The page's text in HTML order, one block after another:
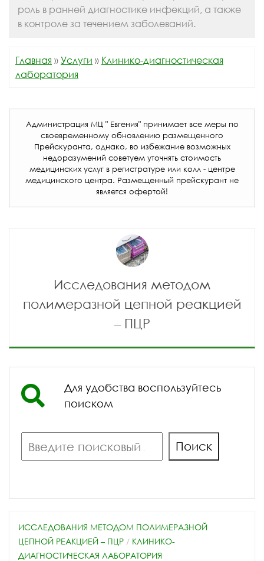
роль в ранней диагностике инфекций, а также
в контроле за течением заболеваний.
Главная » Услуги » Клинико-диагностическая
лаборатория
Администрация МЦ " Евгения" принимает все меры по
своевременному обновлению размещенного
Прейскуранта, однако, во избежание возможных
недоразумений советуем уточнять стоимость
медицинских услуг в регистратуре или колл - центре
медицинского центра. Размещенный прейскурант не
является офертой!
Исследования методом
полимеразной цепной реакцией
– ПЦР
Для удобства воспользуйтесь
поиском
Поиск
ИССЛЕДОВАНИЯ МЕТОДОМ ПОЛИМЕРАЗНОЙ
ЦЕПНОЙ РЕАКЦИЕЙ – ПЦР / КЛИНИКО-
ДИАГНОСТИЧЕСКАЯ ЛАБОРАТОРИЯ